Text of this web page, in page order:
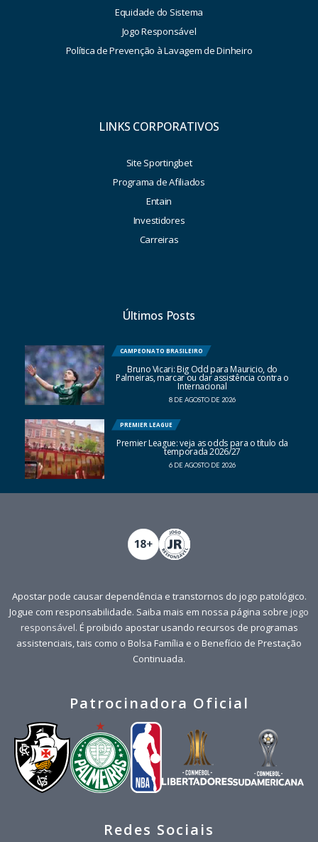
Equidade do Sistema
Jogo Responsável
Política de Prevenção à Lavagem de Dinheiro
LINKS CORPORATIVOS
Site Sportingbet
Programa de Afiliados
Entain
Investidores
Carreiras
Últimos Posts
CAMPEONATO BRASILEIRO
Bruno Vicari: Big Odd para Mauricio, do
Palmeiras, marcar ou dar assistência contra o
Internacional
8 DE AGOSTO DE 2026
PREMIER LEAGUE
Premier League: veja as odds para o título da
temporada 2026/27
6 DE AGOSTO DE 2026
Apostar pode causar dependência e transtornos do jogo patológico.
Jogue com responsabilidade. Saiba mais em nossa página sobre jogo
responsável. É proibido apostar usando recursos de programas
assistenciais, tais como o Bolsa Família e o Benefício de Prestação
Continuada.
Patrocinadora Oficial
Redes Sociais